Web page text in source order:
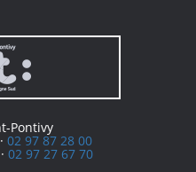
Pontivy
02 97 87 28 00
02 97 27 67 70